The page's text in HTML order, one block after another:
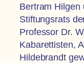
Bertram Hilgen
Stiftungsrats
Professor Dr.
Kabarettisten,
Hildebrandt